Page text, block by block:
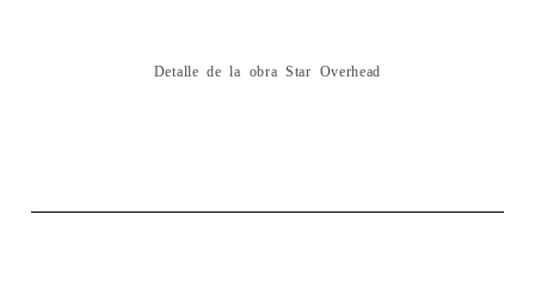
Detalle de la obra Star Overhead